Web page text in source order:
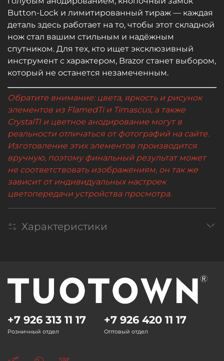
Button-Lock и лимитированный тираж — каждая
деталь здесь работает на то, чтобы этот складной
нож стал вашим стильным и надёжным
спутником. Для тех, кто ищет эксклюзивный
инструмент с характером, Brazor станет выбором,
который не останется незамеченным.
Обратите внимание: цвета, яркость и рисунок
элементов из FlamedTi и Timascus, а также
CrystalTI и цветное анодирование могут в
реальности отличаться от фотографий на сайте.
Изготовление этих элементов производится
вручную, поэтому финальный результат может
не соответствовать изображениям, он так же
зависит от индивидуальных настроек
цветопередачи устройства просмотра.
Характеристики
+7 926 313 11 17
Розничный отдел
+7 926 420 11 17
Оптовый отдел